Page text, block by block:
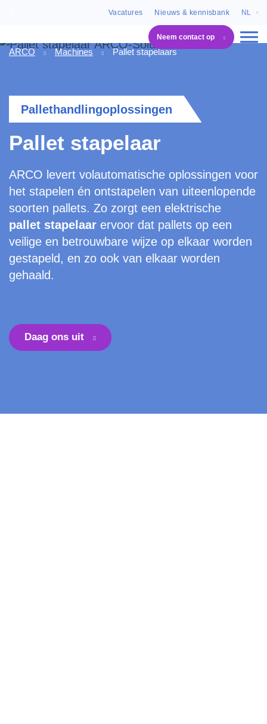
Vacatures Nieuws & kennisbank NL
Neem contact op
ARCO Machines Pallet stapelaars
Pallethandlingoplossingen
Pallet stapelaar
ARCO levert volautomatische oplossingen voor
het stapelen én ontstapelen van uiteenlopende
soorten pallets. Zo zorgt een elektrische
pallet stapelaar ervoor dat pallets op een
veilige en betrouwbare wijze op elkaar worden
gestapeld, en zo ook van elkaar worden
gehaald.
Daag ons uit